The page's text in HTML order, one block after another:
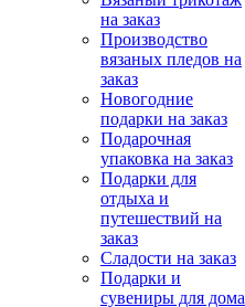
на заказ
Производство
вязаных пледов на
заказ
Новогодние
подарки на заказ
Подарочная
упаковка на заказ
Подарки для
отдыха и
путешествий на
заказ
Сладости на заказ
Подарки и
сувениры для дома